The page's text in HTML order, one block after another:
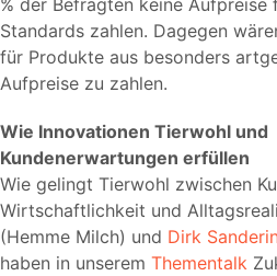
Standards zahlen. Dagegen
für Produkte aus besonders
Aufpreise zu zahlen.
Wie Innovationen Tierwohl und
Kundenerwartungen erfüllen
Wie gelingt Tierwohl zwischen
Wirtschaftlichkeit und
(Hemme Milch) und Dirk
haben in unserem Thementalk